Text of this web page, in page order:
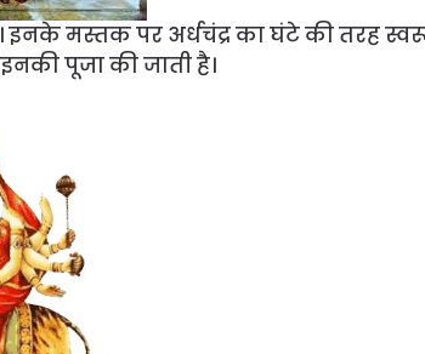
इनके मस्तक पर अर्धचंद्र का घंटे की तरह
पूजा की जाती है।